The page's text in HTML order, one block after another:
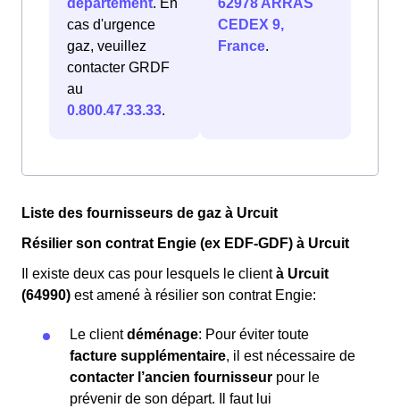
département. En
cas d'urgence
gaz, veuillez
contacter GRDF
au
0.800.47.33.33.
62978 ARRAS
CEDEX 9,
France.
Liste des fournisseurs de gaz à Urcuit
Résilier son contrat Engie (ex EDF-GDF) à Urcuit
Il existe deux cas pour lesquels le clientà Urcuit
(64990) est amené à résilier son contrat Engie:
Le clientdéménage: Pour éviter toute
facture supplémentaire, il est nécessaire de
contacter l’ancien fournisseur pour le
prévenir de son départ. Il faut lui